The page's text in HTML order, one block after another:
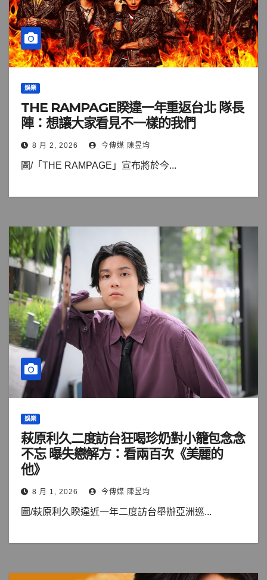
娛樂
THE RAMPAGE睽違一年重返台北 隊長
陣：想讓大家看見不一樣的我們
8 月 2, 2026 今傳媒 陳昱均
圖/「THE RAMPAGE」宣布將於今...
娛樂
萩原利久二度訪台狂喝珍奶對小籠包念念
不忘 曝失戀解方：看兩百次《美麗的
他》
8 月 1, 2026 今傳媒 陳昱均
圖/萩原利久睽違近一年二度訪台舉辦亞洲巡...